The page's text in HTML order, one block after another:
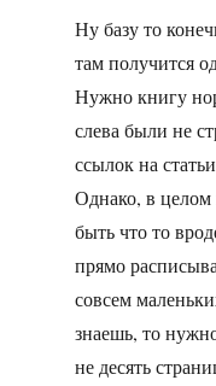
Ну базу то
там получится
Нужно книгу
слева были не
ссылок на
Однако, в
быть что то
прямо
совсем
знаешь, то
не десять